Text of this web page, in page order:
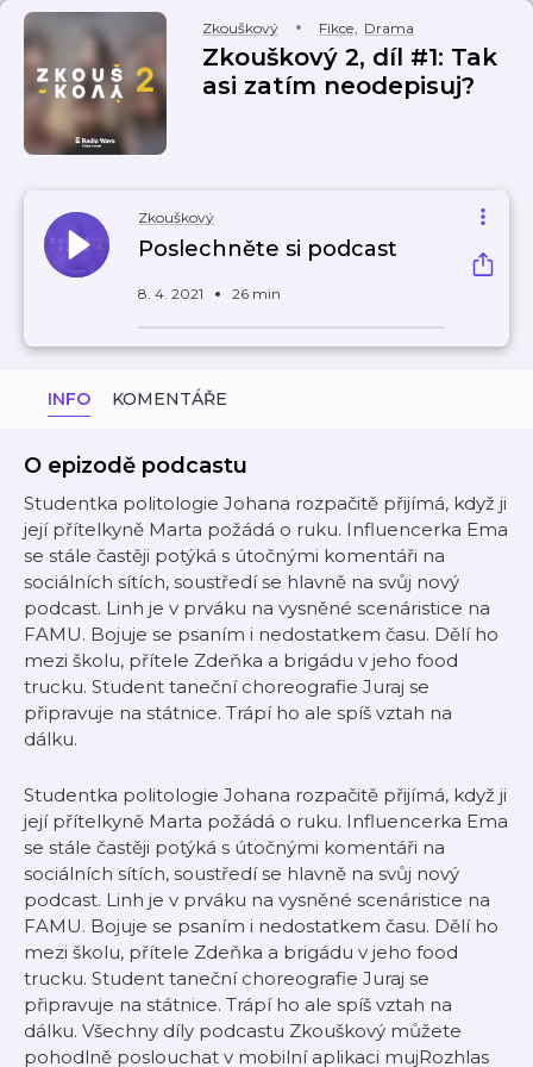
Zkouškový Fikce, Drama
Zkouškový 2, díl #1: Tak
asi zatím neodepisuj?
Zkouškový
Poslechněte si podcast
8. 4. 2021 26 min
INFO KOMENTÁŘE
O epizodě podcastu
Studentka politologie Johana rozpačitě přijímá, když ji
její přítelkyně Marta požádá o ruku. Influencerka Ema
se stále častěji potýká s útočnými komentáři na
sociálních sítích, soustředí se hlavně na svůj nový
podcast. Linh je v prváku na vysněné scenáristice na
FAMU. Bojuje se psaním i nedostatkem času. Dělí ho
mezi školu, přítele Zdeňka a brigádu v jeho food
trucku. Student taneční choreografie Juraj se
připravuje na státnice. Trápí ho ale spíš vztah na
dálku.
Studentka politologie Johana rozpačitě přijímá, když ji
její přítelkyně Marta požádá o ruku. Influencerka Ema
se stále častěji potýká s útočnými komentáři na
sociálních sítích, soustředí se hlavně na svůj nový
podcast. Linh je v prváku na vysněné scenáristice na
FAMU. Bojuje se psaním i nedostatkem času. Dělí ho
mezi školu, přítele Zdeňka a brigádu v jeho food
trucku. Student taneční choreografie Juraj se
připravuje na státnice. Trápí ho ale spíš vztah na
dálku. Všechny díly podcastu Zkouškový můžete
pohodlně poslouchat v mobilní aplikaci mujRozhlas